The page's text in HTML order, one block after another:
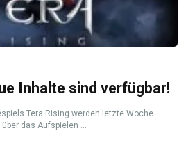
Inhalte sind verfügbar!
Tera Rising werden letzte Woche
das Aufspielen ...